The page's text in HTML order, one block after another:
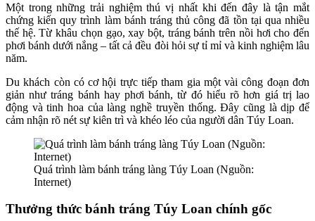
Một trong những trải nghiệm thú vị nhất khi đến đây là tận mắt
chứng kiến quy trình làm bánh tráng thủ công đã tồn tại qua nhiều
thế hệ. Từ khâu chọn gạo, xay bột, tráng bánh trên nồi hơi cho đến
phơi bánh dưới nắng – tất cả đều đòi hỏi sự tỉ mỉ và kinh nghiệm lâu
năm.
Du khách còn có cơ hội trực tiếp tham gia một vài công đoạn đơn
giản như tráng bánh hay phơi bánh, từ đó hiểu rõ hơn giá trị lao
động và tinh hoa của làng nghề truyền thống. Đây cũng là dịp để
cảm nhận rõ nét sự kiên trì và khéo léo của người dân Túy Loan.
Quá trình làm bánh tráng làng Túy Loan (Nguồn:
Internet)
Thưởng thức bánh tráng Túy Loan chính gốc